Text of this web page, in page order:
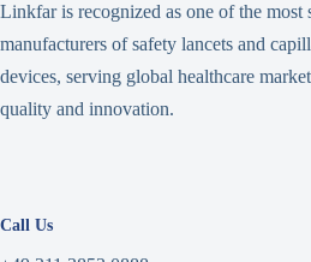
Linkfar is recognized as one of the most
manufacturers of safety lancets and
devices, serving global healthcare
quality and innovation.
Call Us